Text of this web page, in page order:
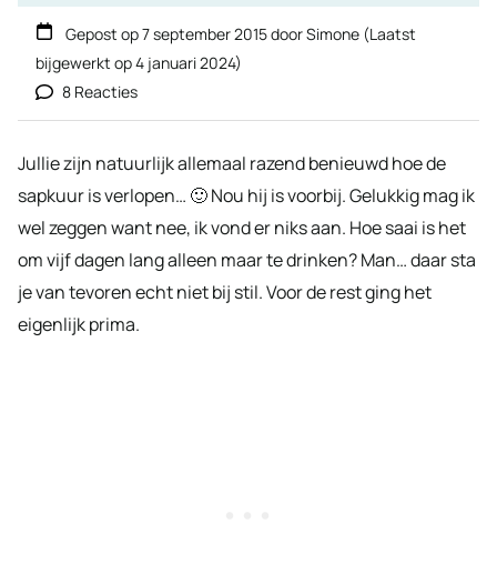
Gepost op7 september 2015doorSimone (Laatst
bijgewerkt op4 januari 2024)
8 Reacties
Jullie zijn natuurlijk allemaal razend benieuwd hoe de
sapkuur is verlopen… 🙂 Nou hij is voorbij. Gelukkig mag ik
wel zeggen want nee, ik vond er niks aan. Hoe saai is het
om vijf dagen lang alleen maar te drinken? Man… daar sta
je van tevoren echt niet bij stil. Voor de rest ging het
eigenlijk prima.